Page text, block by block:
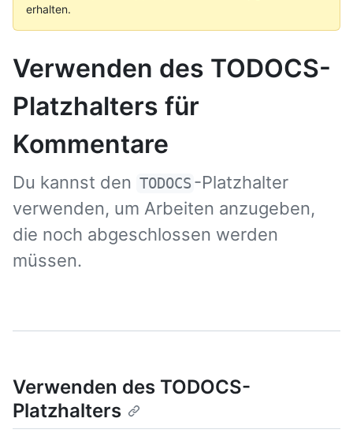
erhalten.
Verwenden des TODOCS-
Platzhalters für
Kommentare
Du kannst den TODOCS -Platzhalter
verwenden, um Arbeiten anzugeben,
die noch abgeschlossen werden
müssen.
Verwenden des TODOCS-
Platzhalters